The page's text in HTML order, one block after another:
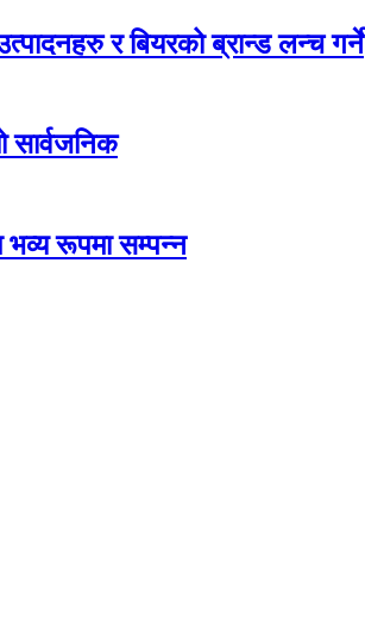
र बियरको ब्रान्ड लन्च गर्ने
सार्वजनिक
भव्य रूपमा सम्पन्न